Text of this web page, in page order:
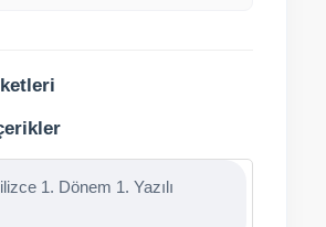
1. Dönem 1. Yazılı